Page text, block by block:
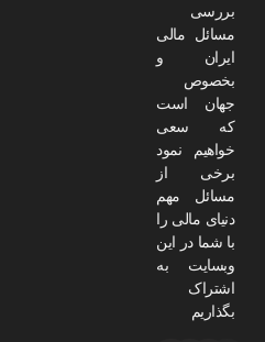
بررسی
مسائل مالی
ایران و
بخصوص
جهان است
که سعی
خواهیم نمود
برخی از
مسائل مهم
دنیای مالی را
با شما در این
وبسایت به
اشتراک
بگذاریم